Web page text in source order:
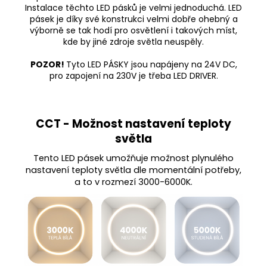
Instalace těchto LED pásků je velmi jednoduchá. LED
pásek je díky své konstrukci velmi dobře ohebný a
výborně se tak hodí pro osvětlení i takových míst,
kde by jiné zdroje světla neuspěly.
POZOR! Tyto LED PÁSKY jsou napájeny na 24V DC,
pro zapojení na 230V je třeba LED DRIVER.
CCT - Možnost nastavení teploty
světla
Tento LED pásek umožňuje možnost plynulého
nastavení teploty světla dle momentální potřeby,
a to v rozmezí 3000-6000K.